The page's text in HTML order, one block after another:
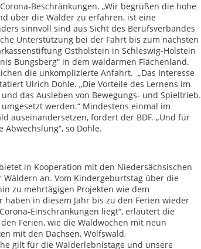
Beschränkungen. „Wir begrüßen die hohe
über die Wälder zu erfahren, ist eine
sinnvoll sind aus Sicht des Berufsverbandes
Unterstützung bei der Fahrt bis zum nächsten
Ostholstein in Schleswig-Holstein
Bungsberg“ in dem waldarmen Flächenland.
die unkomplizierte Anfahrt. „Das Interesse
Ulrich Dohle. „Die Vorteile des Lernens im
das Ausleben von Bewegungs- und Spieltrieb.
werden.“ Mindestens einmal im
auseinandersetzen, fordert der BDF. „Und für
so Dohle.
bietet in Kooperation mit den Niedersächsischen
an. Vom Kindergeburtstag über die
zu mehrtägigen Projekten wie dem
in diesem Jahr bis zu den Ferien wieder
Einschränkungen liegt“, erläutert die
Ferien, wie die Waldwochen mit neun
mit den Dachsen, Wolfswald,
gilt für die Walderlebnistage und unsere